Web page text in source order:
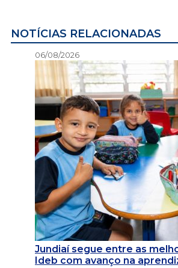
NOTÍCIAS RELACIONADAS
06/08/2026
Jundiaí segue entre as
Ideb com avanço na